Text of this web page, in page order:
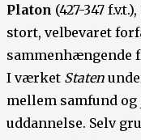
Platon (427-347
stort, velbevaret
sammenhængende
I værket Staten
mellem samfund og
uddannelse. Selv